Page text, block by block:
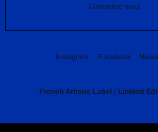
Contactez-nous
Instagram Facebook
French Artistic Label | Limited
CGV Mentions légales